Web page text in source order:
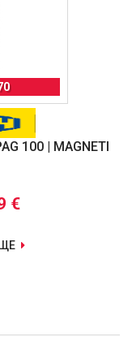
100 | MAGNETI
€